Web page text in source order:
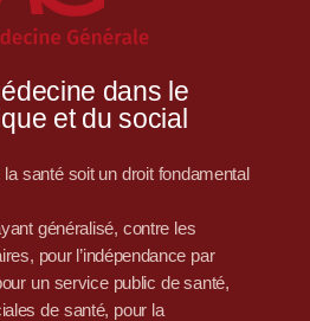
dans le
et du social
santé soit un droit fondamental
généralisé, contre les
pour l’indépendance par
un service public de santé,
de santé, pour la